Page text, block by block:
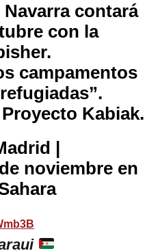
contará
con la
campamentos
Kabiak.
|
noviembre en